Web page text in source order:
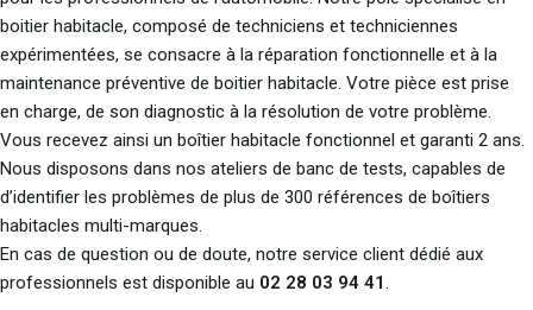
boitier habitacle, composé de techniciens et techniciennes
expérimentées, se consacre à la réparation fonctionnelle et à la
maintenance préventive de boitier habitacle. Votre pièce est prise
en charge, de son diagnostic à la résolution de votre problème.
Vous recevez ainsi un boîtier habitacle fonctionnel et garanti 2 ans.
Nous disposons dans nos ateliers de banc de tests, capables de
d’identifier les problèmes de plus de 300 références de boîtiers
habitacles multi-marques.
En cas de question ou de doute, notre service client dédié aux
professionnels est disponible au 02 28 03 94 41.